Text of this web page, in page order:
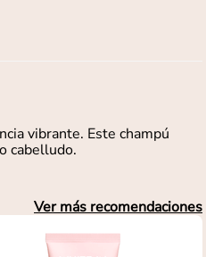
vibrante. Este champú
cabelludo.
Ver más recomendaciones